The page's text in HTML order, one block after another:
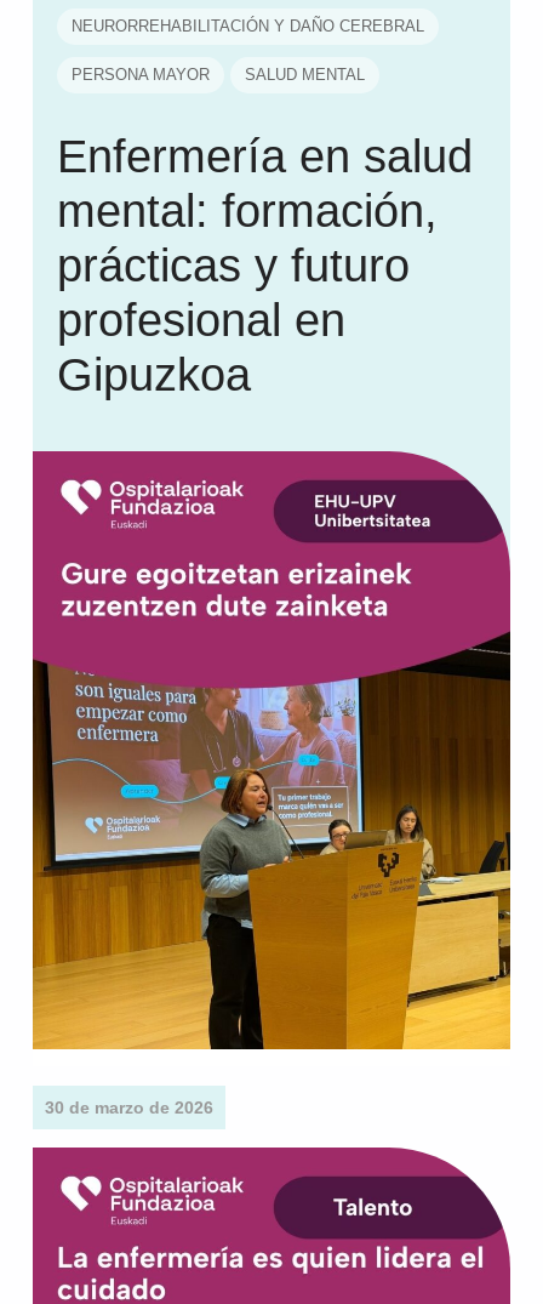
NEURORREHABILITACIÓN Y DAÑO CEREBRAL
PERSONA MAYOR SALUD MENTAL
Enfermería en salud
mental: formación,
prácticas y futuro
profesional en
Gipuzkoa
30 de marzo de 2026